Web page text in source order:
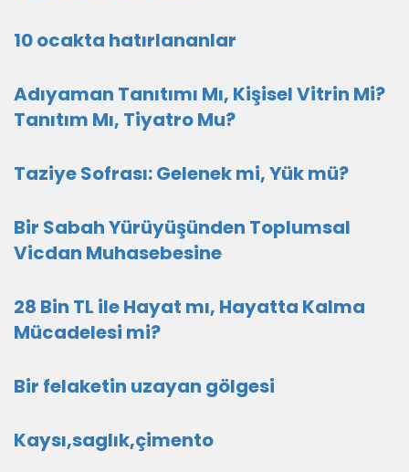
10 ocakta hatırlananlar
Adıyaman Tanıtımı Mı, Kişisel Vitrin Mi?
Tanıtım Mı, Tiyatro Mu?
Taziye Sofrası: Gelenek mi, Yük mü?
Bir Sabah Yürüyüşünden Toplumsal
Vicdan Muhasebesine
28 Bin TL ile Hayat mı, Hayatta Kalma
Mücadelesi mi?
Bir felaketin uzayan gölgesi
Kaysı,saglık,çimento